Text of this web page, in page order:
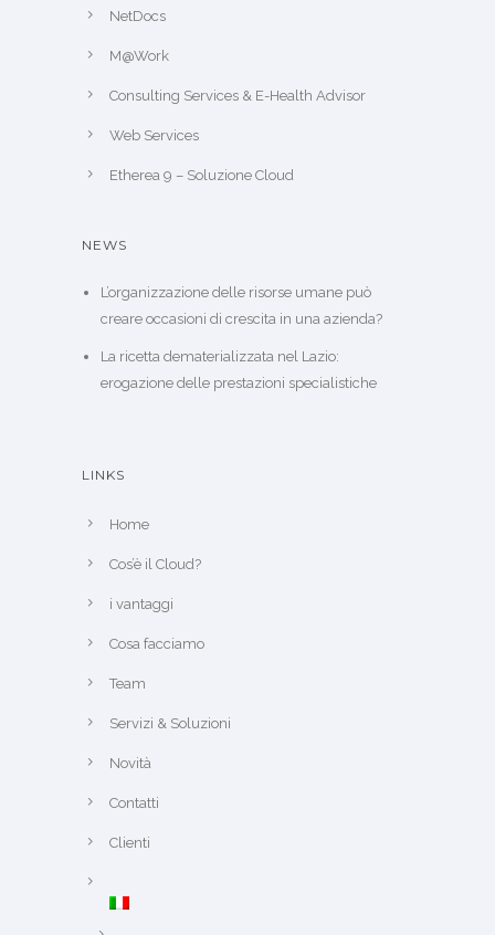
NetDocs
M@Work
Consulting Services & E-Health Advisor
Web Services
Etherea 9 – Soluzione Cloud
NEWS
L’organizzazione delle risorse umane può
creare occasioni di crescita in una azienda?
La ricetta dematerializzata nel Lazio:
erogazione delle prestazioni specialistiche
LINKS
Home
Cos’è il Cloud?
i vantaggi
Cosa facciamo
Team
Servizi & Soluzioni
Novità
Contatti
Clienti